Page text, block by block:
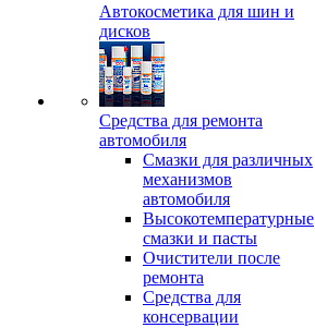
Автокосметика для шин и
дисков
Средства для ремонта
автомобиля
Смазки для различных
механизмов
автомобиля
Высокотемпературные
смазки и пасты
Очистители после
ремонта
Средства для
консервации